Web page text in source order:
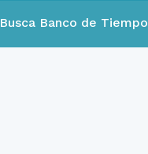
Busca Banco de Tiempo